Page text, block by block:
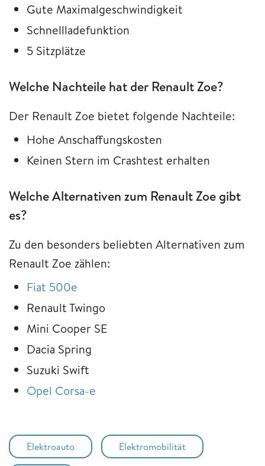
Gute Maximalgeschwindigkeit
Schnellladefunktion
5 Sitzplätze
Welche Nachteile hat der Renault Zoe?
Der Renault Zoe bietet folgende Nachteile:
Hohe Anschaffungskosten
Keinen Stern im Crashtest erhalten
Welche Alternativen zum Renault Zoe gibt
es?
Zu den besonders beliebten Alternativen zum
Renault Zoe zählen:
Fiat 500e
Renault Twingo
Mini Cooper SE
Dacia Spring
Suzuki Swift
Opel Corsa-e
Elektroauto Elektromobilität